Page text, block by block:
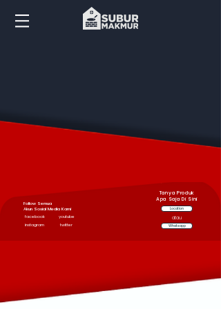
Tanya Produk
Apa Saja Di Sini
Follow Semua
Akun Sosial Media Kami
atau
Location
youtube
facebook
instagram
twitter Whatsapp